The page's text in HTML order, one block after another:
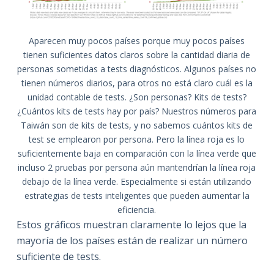
Aparecen muy pocos países porque muy pocos países
tienen suficientes datos claros sobre la cantidad diaria de
personas sometidas a tests diagnósticos. Algunos países no
tienen números diarios, para otros no está claro cuál es la
unidad contable de tests. ¿Son personas? Kits de tests?
¿Cuántos kits de tests hay por país? Nuestros números para
Taiwán son de kits de tests, y no sabemos cuántos kits de
test se emplearon por persona. Pero la línea roja es lo
suficientemente baja en comparación con la línea verde que
incluso 2 pruebas por persona aún mantendrían la línea roja
debajo de la línea verde. Especialmente si están utilizando
estrategias de tests inteligentes que pueden aumentar la
eficiencia.
Estos gráficos muestran claramente lo lejos que la
mayoría de los países están de realizar un número
suficiente de tests.